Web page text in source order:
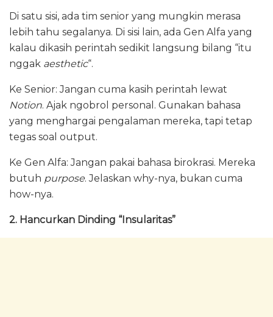
Di satu sisi, ada tim senior yang mungkin merasa
lebih tahu segalanya. Di sisi lain, ada Gen Alfa yang
kalau dikasih perintah sedikit langsung bilang “itu
nggak aesthetic“.
Ke Senior: Jangan cuma kasih perintah lewat
Notion. Ajak ngobrol personal. Gunakan bahasa
yang menghargai pengalaman mereka, tapi tetap
tegas soal output.
Ke Gen Alfa: Jangan pakai bahasa birokrasi. Mereka
butuh purpose. Jelaskan why-nya, bukan cuma
how-nya.
2. Hancurkan Dinding “Insularitas”